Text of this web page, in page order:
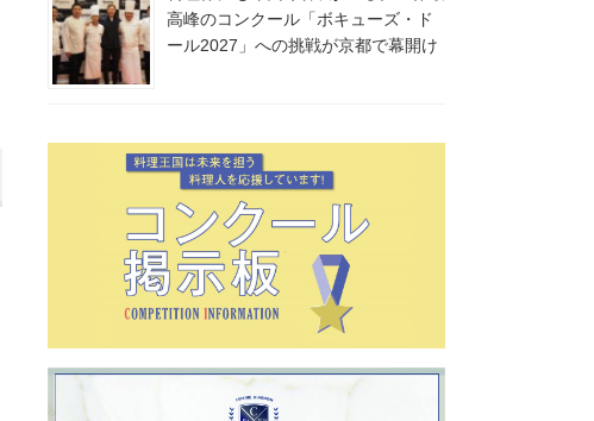
高峰のコンクール「ボキューズ・ド
ール2027」への挑戦が京都で幕開け